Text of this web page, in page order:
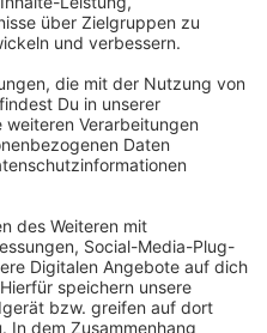
steht? Hier erfahren
die lustigsten
und haut natürlich
so wie wir ihn
und sein ganz